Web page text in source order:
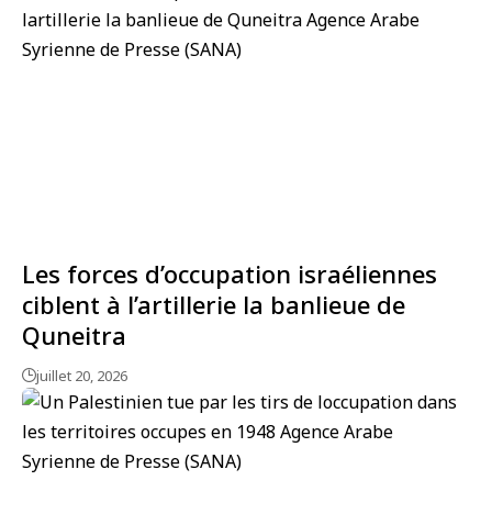
Les forces d’occupation israéliennes
ciblent à l’artillerie la banlieue de
Quneitra
juillet 20, 2026